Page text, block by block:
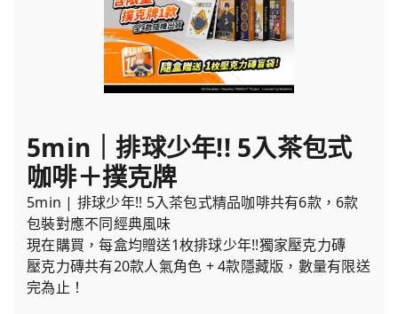
5min｜排球少年!! 5入茶包式
咖啡＋撲克牌
5min | 排球少年!! 5入茶包式精品咖啡共有6款，6款
包裝對應不同經典風味
現在購買，每盒均贈送1枚排球少年!!獨家壓克力磚
壓克力磚共有20款人氣角色 + 4款隱藏版，數量有限送
完為止！